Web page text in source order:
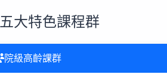
五大特色課程群
院級高齡課群